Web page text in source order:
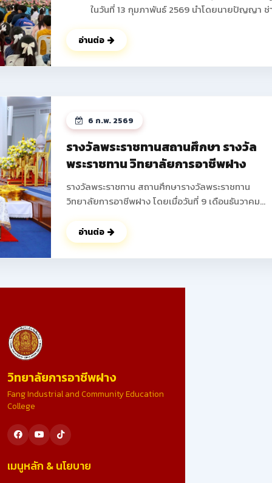
>> https://www.facebook.com/share/p/
ในวันที่ 13 กุมภาพันธ์ 2569 นำโดยนายปัญญา ช่
บริหาร คณะครูทุกท่านได้ดำเนินการจัดกิจกรรมโครงกา
ประกวดโครงงานวิชาชีพ (Project) ตามหลักสูตร ภาค
เรียนที่ 2 ประจำปีการศึกษา 2568 เพื่อให้นักเรียน นักศึ
ถึงการสร้างรายได้ระหว่างเรียน เตรียมความพร้อมสู่อ
จริง ส่งเสริมให้นักเรียน นักศึกษาสามารถสร้างผลิตภั
หรือบริการที่จำหน่ายได้จริง ช่วยลดภาระครอบครัว พั
ทักษะการนำเสนอและฝึกการนำเสนอผลงานสู่สาธารณ
ดูรูปภาพเพิ่มเติม ->>
: https://www.facebook.com/photo?
อ่านต่อ
6 ก.พ. 2569
รางวัลพระราชทานสถานศึกษา รางวัล
พระราชทาน วิทยาลัยการอาชีพฝาง
รางวัลพระราชทาน สถานศึกษารางวัลพระราชทาน
วิทยาลัยการอาชีพฝาง โดยเมื่อวันที่ 9 เดือนธันวาคม
การวิทยาลัยการอาชีพฝาง ผู้แทนสถานศึกษา เข้ารับ
พระราชทานรางวัล จากพลเอก ดาว์พงษ์ รัตนสุวรรณ
องคมนตรี ผู้แทนพระองค์ ณ สาลาดุสิดาลัย สวนจิตรล
จากคณะผู้บริหาร คณะครู บุคลากรทางการศึกษา ผู้
รับคัดเลือก เป็นสถานศึกษารางวัลพระราชทาน ระดับ
อาชีวศึกษา ขนาดใหญ่ ประจำปีการศึกษา 2567 อันทรง
สร้างเยาวชนที่ดีของชาติต่อไป ดูรูปภาพเพิ่มเติม -
อ่านต่อ
วิทยาลัยการอาชีพฝาง
Fang Industrial and Community Education
College
เมนูหลัก & นโยบาย